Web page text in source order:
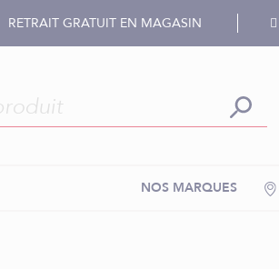
RETRAIT GRATUIT EN MAGASIN
NOS MARQUES